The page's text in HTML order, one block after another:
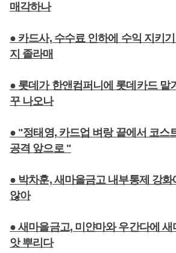
매각하나
● 카드사, 수수료 인하에 수익 지키
지 졸라매
● 롯데가 한앤컴퍼니에 롯데카드 맡
꾸 나오나
● "정태영, 카드업 벼랑 끝에서 코스
공격 앞으로 "
● 박차훈, 새마을금고 내부통제 강화
않아
● 새마을금고, 미얀마와 우간다에 새
앗 뿌리다